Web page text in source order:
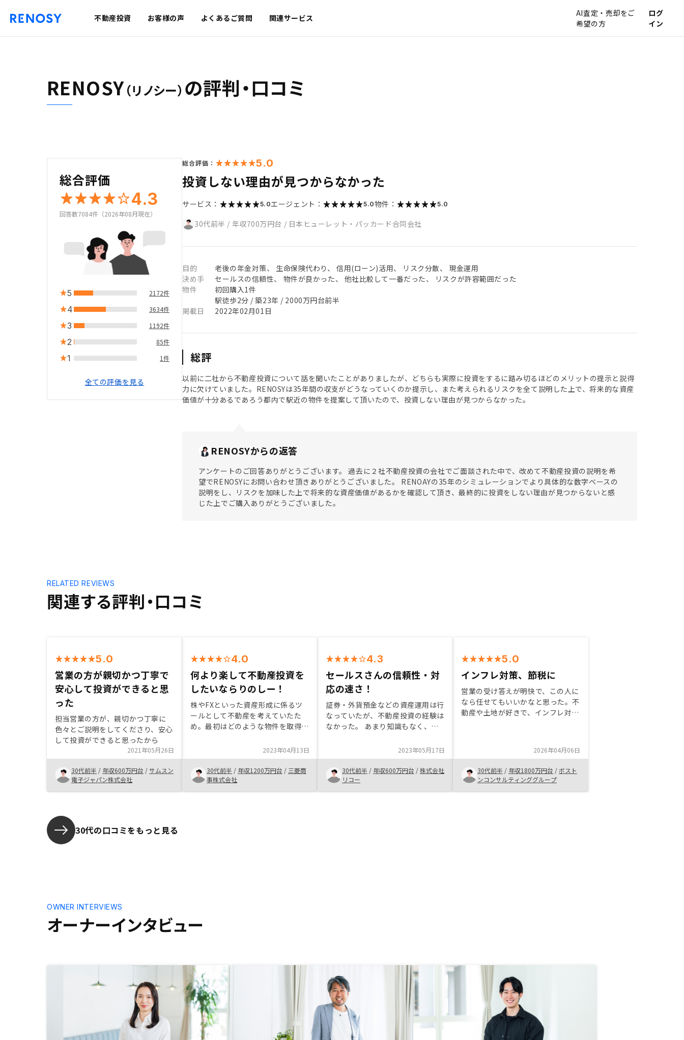
不動産投資 お客様の声 よくあるご質問 関連サービス
AI査定・売却をご
希望の方
ログ
イン
RENOSY（リノシー） の評判・口コミ
総合評価
4.3
回答数7084件（2026年08月現在）
5 2172件
4 3634件
3 1192件
2 85件
1 1件
全ての評価を見る
総合評価： 5.0
投資しない理由が見つからなかった
サービス： 5.0エージェント： 5.0物件： 5.0
30代前半 / 年収700万円台 / 日本ヒューレット・パッカード合同会社
目的
老後の年金対策、 生命保険代わり、 信用(ローン)活用、 リスク分散、 現金運用
決め手
セールスの信頼性、 物件が良かった、 他社比較して一番だった、 リスクが許容範囲だった
物件
初回購入1件
駅徒歩2分 / 築23年 / 2000万円台前半
掲載日
2022年02月01日
総評
以前に二社から不動産投資について話を聞いたことがありましたが、どちらも実際に投資をするに踏み切るほどのメリットの提示と説得
力に欠けていました。RENOSYは35年間の収支がどうなっていくのか提示し、また考えられるリスクを全て説明した上で、将来的な資産
価値が十分あるであろう都内で駅近の物件を提案して頂いたので、投資しない理由が見つからなかった。
RENOSYからの返答
アンケートのご回答ありがとうございます。 過去に２社不動産投資の会社でご面談された中で、改めて不動産投資の説明を希
望でRENOSYにお問い合わせ頂きありがとうございました。 RENOAYの35年のシミュレーションでより具体的な数字ベースの
説明をし、リスクを加味した上で将来的な資産価値があるかを確認して頂き、最終的に投資をしない理由が見つからないと感
じた上でご購入ありがとうございました。
関連する評判・口コミ
RELATED REVIEWS
5.0
営業の方が親切かつ丁寧で
安心して投資ができると思
った
担当営業の方が、親切かつ丁寧に
色々とご説明をしてくださり、安心
して投資ができると思ったから
2021年05月26日
30代前半 / 年収600万円台 /サムスン
電子ジャパン株式会社
4.0
何より楽して不動産投資を
したいならりのしー！
株やFXといった資産形成に係るツ
ールとして不動産を考えていたた
め。最初はどのような物件を取得出
分にとっていいものなのかが全くわ
からなかった。改めて担当の方と会
話する中で自身の目的も明確にな
り、納得感を持って物件を購入する
ことが出来た。
2023年04月13日
30代前半 / 年収1200万円台 / 三菱商
事株式会社
4.3
セールスさんの信頼性・対
応の速さ！
証券・外貨預金などの資産運用は行
なっていたが、不動産投資の経験は
なかった。 あまり知識もなく、勝
分からないから触れないようにして
たが、セールスさんのリスクも含め
た丁寧な説明もあり、安心して投資
する決断をできた。不動産投資の特
徴・他投資との比較が1枚にまとま
2023年05月17日
30代前半 / 年収600万円台 /株式会社
リコー
5.0
インフレ対策、節税に
営業の受け答えが明快で、この人に
なら任せてもいいかなと思った。不
動産や土地が好きで、インフレ対策
た。購入からサポートまで一貫して
いるので楽できると感じた
2026年04月06日
30代前半 / 年収1800万円台 /ボスト
ンコンサルティンググループ
30代の口コミをもっと見る
オーナーインタビュー
OWNER INTERVIEWS